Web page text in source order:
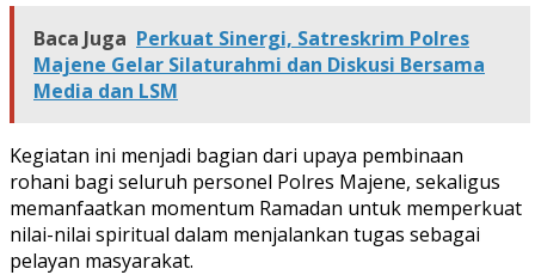
Baca Juga Perkuat Sinergi, Satreskrim Polres
Majene Gelar Silaturahmi dan Diskusi Bersama
Media dan LSM
Kegiatan ini menjadi bagian dari upaya pembinaan
rohani bagi seluruh personel Polres Majene, sekaligus
memanfaatkan momentum Ramadan untuk memperkuat
nilai-nilai spiritual dalam menjalankan tugas sebagai
pelayan masyarakat.